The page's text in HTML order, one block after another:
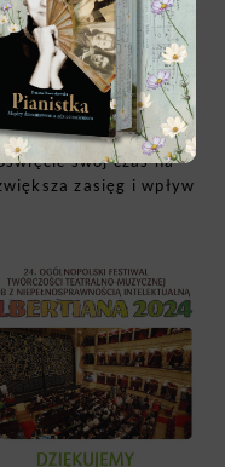
zapewniają
rehabilitacyjną dla
im miejsce do pracy
umiejętności
dla wolontariuszy,
działalność
swój czas na
zasięg i wpływ